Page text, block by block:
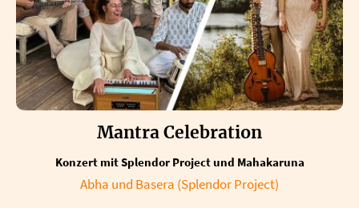
Mantra Celebration
Konzert mit Splendor Project und Mahakaruna
Abha und Basera (Splendor Project)